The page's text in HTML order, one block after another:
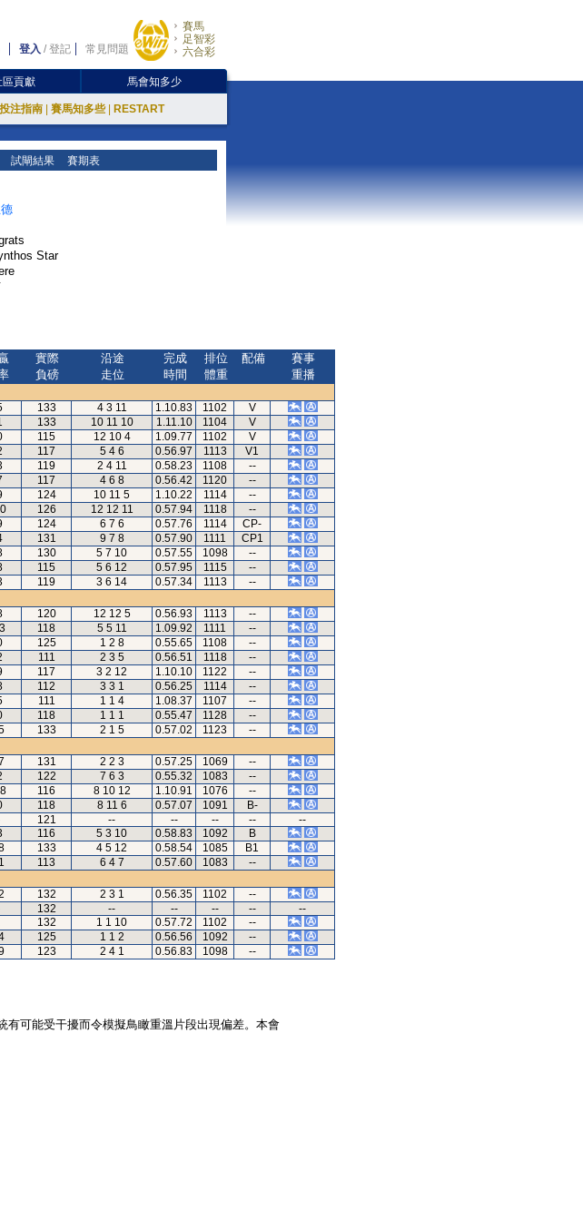
登入 /登記 常見問題
賽馬
足智彩
六合彩
區貢獻 馬會知多少
投注指南 賽馬知多些 RESTART
試閘結果 賽期表
Star
實際
負磅
沿途
走位
完成
時間
排位
體重
配備
賽事
重播
133 4 3 11 1.10.83 1102
V
133 10 11 10 1.11.10 1104
V
115 12 10 4 1.09.77 1102
V
117 5 4 6 0.56.97 1113
V1
119 2 4 11 0.58.23 1108
--
117 4 6 8 0.56.42 1120
--
124 10 11 5 1.10.22 1114
--
126 12 12 11 0.57.94 1118
--
124 6 7 6 0.57.76 1114
CP-
131 9 7 8 0.57.90 1111
CP1
130 5 7 10 0.57.55 1098
--
115 5 6 12 0.57.95 1115
--
119 3 6 14 0.57.34 1113
--
120 12 12 5 0.56.93 1113
--
118 5 5 11 1.09.92 1111
--
125 1 2 8 0.55.65 1108
--
111 2 3 5 0.56.51 1118
--
117 3 2 12 1.10.10 1122
--
112 3 3 1 0.56.25 1114
--
111 1 1 4 1.08.37 1107
--
118 1 1 1 0.55.47 1128
--
133 2 1 5 0.57.02 1123
--
131 2 2 3 0.57.25 1069
--
122 7 6 3 0.55.32 1083
--
116 8 10 12 1.10.91 1076
--
118 8 11 6 0.57.07 1091
B-
121 -- -- -- --
--
116 5 3 10 0.58.83 1092
B
133 4 5 12 0.58.54 1085
B1
113 6 4 7 0.57.60 1083
--
132 2 3 1 0.56.35 1102
--
132 -- -- -- --
--
132 1 1 10 0.57.72 1102
--
125 1 1 2 0.56.56 1092
--
123 2 4 1 0.56.83 1098 --
可能受干擾而令模擬鳥瞰重溫片段出現偏差。本會